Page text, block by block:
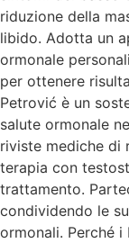
riduzione della
libido. Adotta un
ormonale
per ottenere
Petrović è un
salute ormonale
riviste mediche di
terapia con
trattamento.
condividendo le
ormonali. Perché